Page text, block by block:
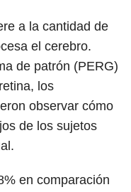
a la cantidad de
el cerebro.
de patrón (PERG)
los
observar cómo
de los sujetos
en comparación